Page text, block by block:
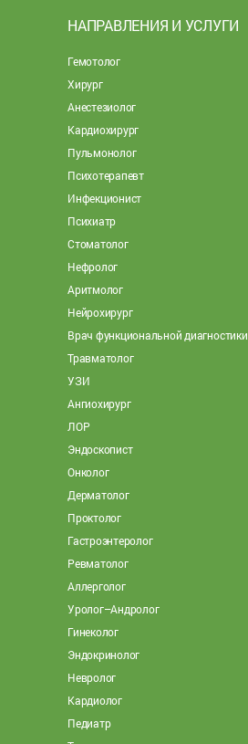
НАПРАВЛЕНИЯ И УСЛУГИ
Гемотолог
Хирург
Анестезиолог
Кардиохирург
Пульмонолог
Психотерапевт
Инфекционист
Психиатр
Стоматолог
Нефролог
Аритмолог
Нейрохирург
Врач функциональной диагностики
Травматолог
УЗИ
Ангиохирург
ЛОР
Эндоскопист
Онколог
Дерматолог
Проктолог
Гастроэнтеролог
Ревматолог
Аллерголог
Уролог–Андролог
Гинеколог
Эндокринолог
Невролог
Кардиолог
Педиатр